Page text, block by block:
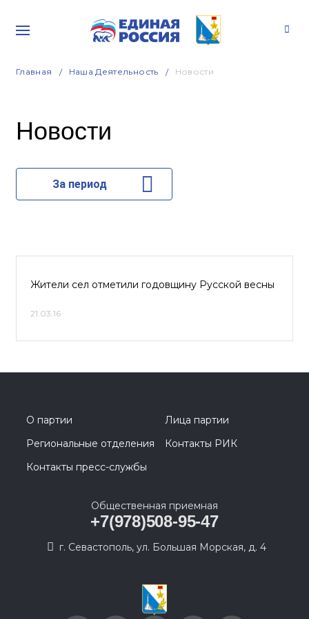
Главная Наша Деятельность Новости
Новости
За период
Жители сел отметили годовщину Русской весны
21.03.16
О партии
Лица партии
Региональные отделения
Контакты РИК
Контакты пресс-службы
Общественная приемная
+7(978)508-95-47
г. Севастополь, ул. Большая Морская, д. 4